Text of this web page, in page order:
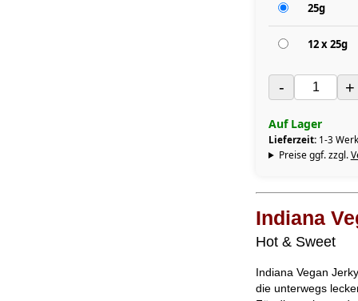
25g
12 x 25g
- +
Auf Lager
Lieferzeit: 1-3
Preise ggf. zzgl.
Indiana
Hot & Sweet
Indiana Vegan
die unterwegs